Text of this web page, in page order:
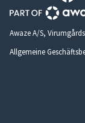
Awaze A/S,
Allgemeine